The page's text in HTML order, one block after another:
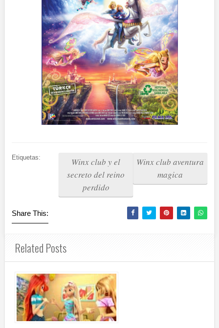
Etiquetas:
Winx club aventura
magica
Winx club y el
secreto del reino
perdido
Share This:
Related Posts